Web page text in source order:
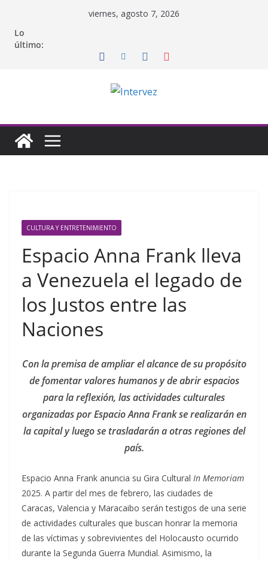
contenido
viernes, agosto 7, 2026
Lo
último:
CULTURA Y ENTRETENIMIENTO
Espacio Anna Frank lleva
a Venezuela el legado de
los Justos entre las
Naciones
Con la premisa de ampliar el alcance de su propósito
de fomentar valores humanos y de abrir espacios
para la reflexión, las actividades culturales
organizadas por Espacio Anna Frank se realizarán en
la capital y luego se trasladarán a otras regiones del
país.
Espacio Anna Frank anuncia su Gira Cultural In Memoriam
2025. A partir del mes de febrero, las ciudades de
Caracas, Valencia y Maracaibo serán testigos de una serie
de actividades culturales que buscan honrar la memoria
de las víctimas y sobrevivientes del Holocausto ocurrido
durante la Segunda Guerra Mundial. Asimismo, la